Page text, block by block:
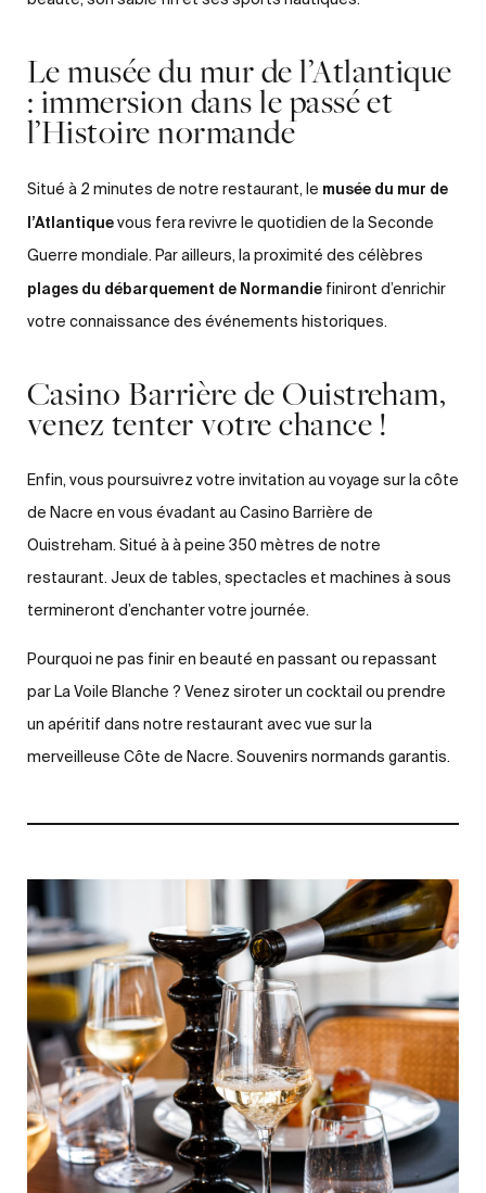
Le musée du mur de l’Atlantique
: immersion dans le passé et
l’Histoire normande
Situé à 2 minutes de notre restaurant, le musée du mur de
l’Atlantique vous fera revivre le quotidien de la Seconde
Guerre mondiale. Par ailleurs, la proximité des célèbres
plages du débarquement de Normandie finiront d’enrichir
votre connaissance des événements historiques.
Casino Barrière de Ouistreham,
venez tenter votre chance !
Enfin, vous poursuivrez votre invitation au voyage sur la côte
de Nacre en vous évadant au Casino Barrière de
Ouistreham. Situé à à peine 350 mètres de notre
restaurant. Jeux de tables, spectacles et machines à sous
termineront d’enchanter votre journée.
Pourquoi ne pas finir en beauté en passant ou repassant
par La Voile Blanche ? Venez siroter un cocktail ou prendre
un apéritif dans notre restaurant avec vue sur la
merveilleuse Côte de Nacre. Souvenirs normands garantis.